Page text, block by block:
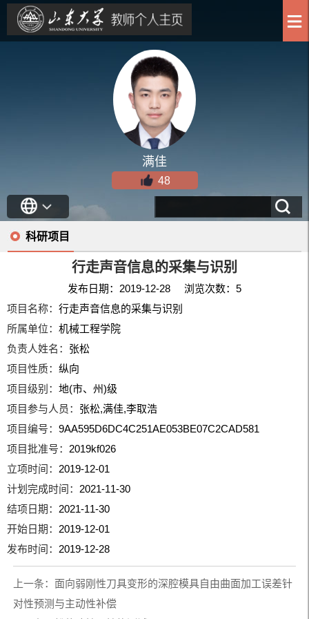
满佳
48
科研项目
行走声音信息的采集与识别
发布日期：2019-12-28 浏览次数： 5
项目名称：行走声音信息的采集与识别
所属单位：机械工程学院
负责人姓名： 张松
项目性质：纵向
项目级别：地(市、州)级
项目参与人员： 张松,满佳,李取浩
项目编号：9AA595D6DC4C251AE053BE07C2CAD581
项目批准号： 2019kf026
立项时间： 2019-12-01
计划完成时间： 2021-11-30
结项日期： 2021-11-30
开始日期： 2019-12-01
发布时间： 2019-12-28
上一条： 面向弱刚性刀具变形的深腔模具自由曲面加工误差针
对性预测与主动性补偿